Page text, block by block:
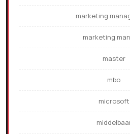
marketing
marketing
master
mbo
microsoft